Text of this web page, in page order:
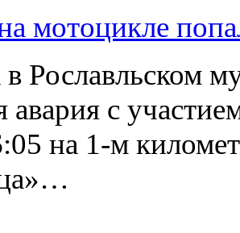
мотоцикле
в Рославльском
авария с
на 1-м